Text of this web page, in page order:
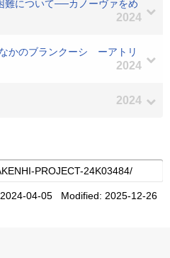
難について──カノーヴァをめ
2024
かのブランクーシ ーアトリ
2024
2024
04-05 Modified: 2025-12-26